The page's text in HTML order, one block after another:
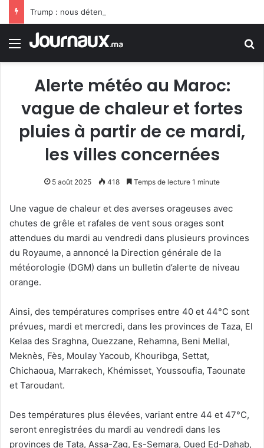
Menu
Alerte météo au Maroc:
vague de chaleur et fortes
pluies à partir de ce mardi,
les villes concernées
5 août 2025 418 Temps de lecture 1 minute
Une vague de chaleur et des averses orageuses avec
chutes de grêle et rafales de vent sous orages sont
attendues du mardi au vendredi dans plusieurs provinces
du Royaume, a annoncé la Direction générale de la
météorologie (DGM) dans un bulletin d’alerte de niveau
orange.
Ainsi, des températures comprises entre 40 et 44°C sont
prévues, mardi et mercredi, dans les provinces de Taza, El
Kelaa des Sraghna, Ouezzane, Rehamna, Beni Mellal,
Meknès, Fès, Moulay Yacoub, Khouribga, Settat,
Chichaoua, Marrakech, Khémisset, Youssoufia, Taounate
et Taroudant.
Des températures plus élevées, variant entre 44 et 47°C,
seront enregistrées du mardi au vendredi dans les
provinces de Tata, Assa-Zag, Es-Semara, Oued Ed-Dahab,